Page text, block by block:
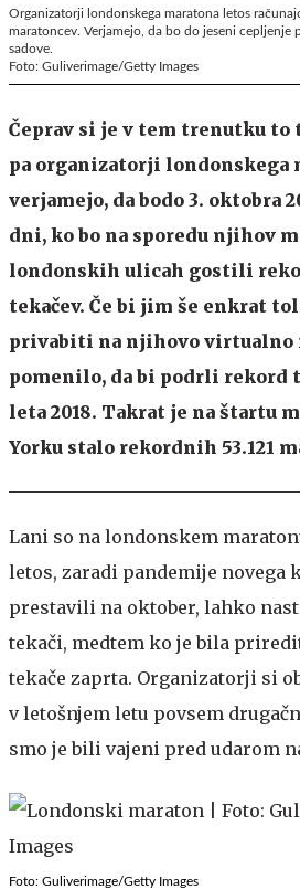
Organizatorji londonskega maratona letos
maratoncev. Verjamejo, da bo do jeseni
sadove.
Foto: Guliverimage/Getty Images
Čeprav si je v tem trenutku
pa organizatorji londonskega
verjamejo, da bodo 3. oktobra
dni, ko bo na sporedu njihov
londonskih ulicah gostili
tekačev. Če bi jim še enkrat
privabiti na njihovo virtualno
pomenilo, da bi podrli rekord
leta 2018. Takrat je na štartu
Yorku stalo rekordnih 53.121
Lani so na londonskem
letos, zaradi pandemije novega
prestavili na oktober, lahko
tekači, medtem ko je bila
tekače zaprta. Organizatorji si
v letošnjem letu povsem
smo je bili vajeni pred udarom
Foto: Guliverimage/Getty Images